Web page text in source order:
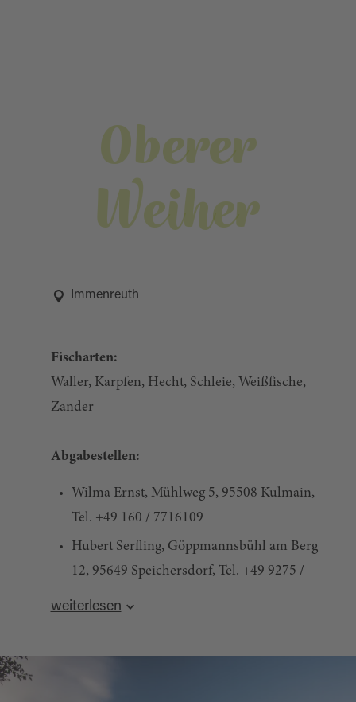
Oberer
Weiher
Immenreuth
Fischarten:
Waller, Karpfen, Hecht, Schleie, Weißfische,
Zander
Abgabestellen:
Wilma Ernst, Mühlweg 5, 95508 Kulmain,
Tel. +49 160 / 7716109
Hubert Serfling, Göppmannsbühl am Berg
12, 95649 Speichersdorf, Tel. +49 9275 /
972279
weiterlesen